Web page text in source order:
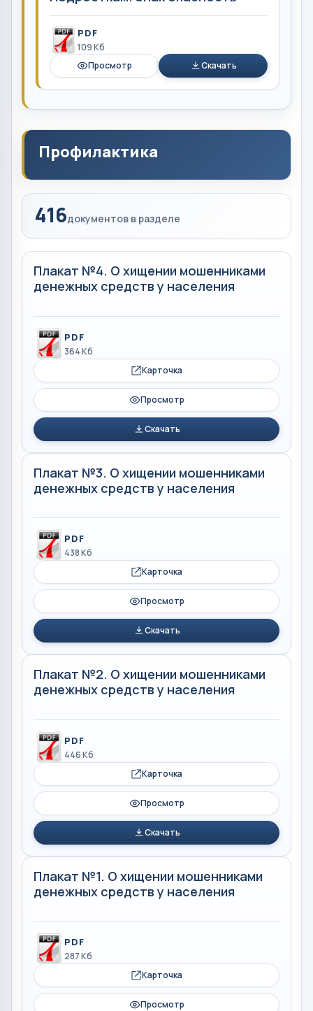
PDF
109 Кб
Просмотр
Скачать
Профилактика
416документов в разделе
Плакат №4. О хищении мошенниками
денежных средств у населения
PDF
364 Кб
Карточка
Просмотр
Скачать
Плакат №3. О хищении мошенниками
денежных средств у населения
PDF
438 Кб
Карточка
Просмотр
Скачать
Плакат №2. О хищении мошенниками
денежных средств у населения
PDF
446 Кб
Карточка
Просмотр
Скачать
Плакат №1. О хищении мошенниками
денежных средств у населения
PDF
287 Кб
Карточка
Просмотр